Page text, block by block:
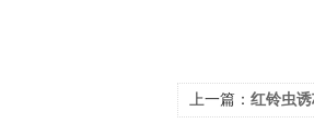
上一篇： 红铃虫